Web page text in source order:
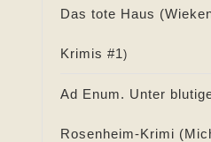
Das tote Haus (
Krimis #1)
Ad Enum. Unter
Rosenheim-Krimi (